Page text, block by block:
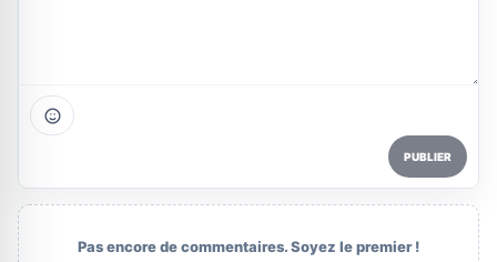
PUBLIER
Pas encore de commentaires. Soyez le premier !